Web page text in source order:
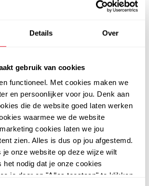
Details Over
gebruik van cookies
functioneel. Met cookies maken we
en persoonlijker voor jou. Denk aan
die de website goed laten werken
waarmee we de website
cookies laten we jou
zien. Alles is dus op jou afgestemd.
je onze website op deze wijze wilt
het nodig dat je onze cookies
je door op "Alles toestaan" te klikken.